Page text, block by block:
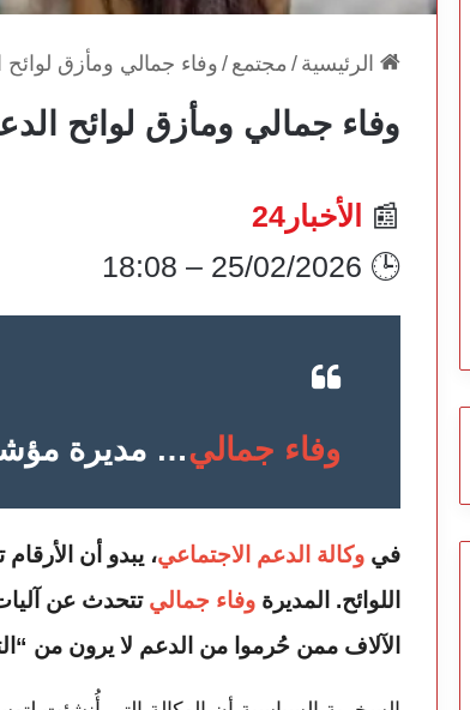
الرئيسية / مجتمع /وفاء جمالي ومأزق
وفاء جمالي ومأزق لوائح
📰
الأخبار24
🕒 25/02/2026 – 18:08
وفاء جمالي… مديرة
في وكالة الدعم الاجتماعي، يبدو أن
اللوائح. المديرة وفاء جمالي تتحدث عن
الآلاف ممن حُرموا من الدعم لا يرون من